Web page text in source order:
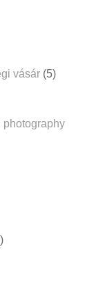
vásár (5)
photography